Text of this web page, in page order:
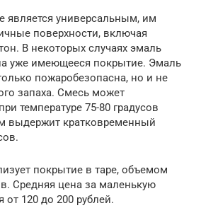
является универсальным, им
поверхности, включая
В некоторых случаях эмаль
уже имеющееся покрытие. Эмаль
пожаробезопасна, но и не
запаха. Смесь может
температуре 75-80 градусов
выдержит кратковременный
покрытие в таре, объемом
Средняя цена за маленькую
от 120 до 200 рублей.